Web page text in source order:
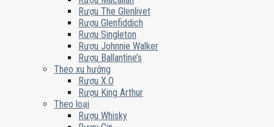
Rượu The Glenlivet
Rượu Glenfiddich
Rượu Singleton
Rượu Johnnie Walker
Rượu Ballantine’s
Theo xu hướng
Rượu X.O
Rượu King Arthur
Theo loại
Rượu Whisky